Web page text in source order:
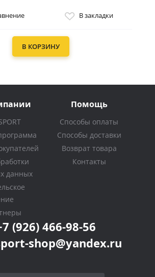
В закладки
В КОРЗИНУ
данных
Помощь
Способы оплаты
Способы доставки
Возврат товара
Контакты
(926) 466-98-56
shop@yandex.ru